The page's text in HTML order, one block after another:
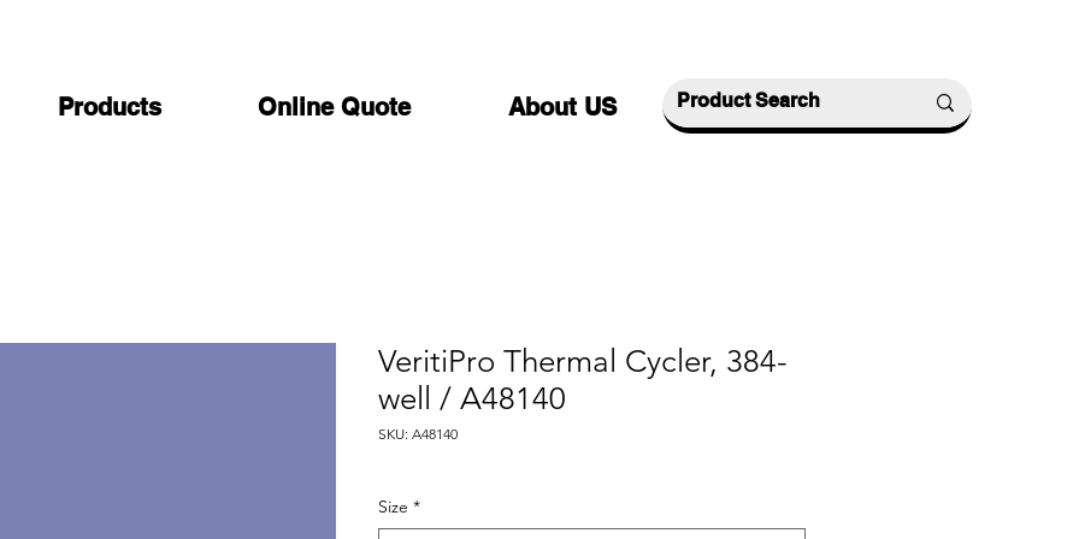
Products Online Quote About US
VeritiPro Thermal Cycler, 384-
well / A48140
SKU: A48140
Size *